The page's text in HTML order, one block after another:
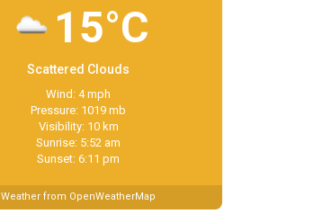
15°C
Scattered Clouds
Wind: 4 mph
Pressure: 1019 mb
Visibility: 10 km
Sunrise: 5:52 am
Sunset: 6:11 pm
Weather from OpenWeatherMap